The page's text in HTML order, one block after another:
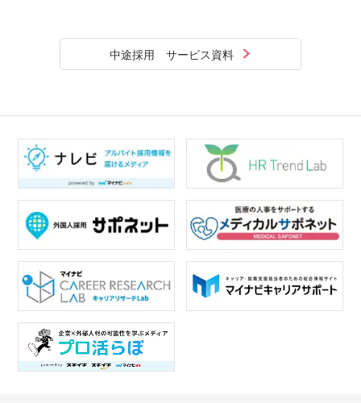
中途採用 サービス資料